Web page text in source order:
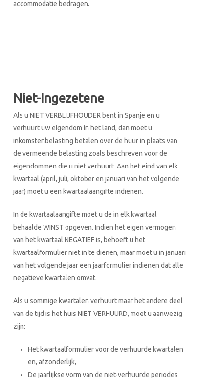
accommodatie bedragen.
Niet-Ingezetene
Als u NIET VERBLIJFHOUDER bent in Spanje en u
verhuurt uw eigendom in het land, dan moet u
inkomstenbelasting betalen over de huur in plaats van
de vermeende belasting zoals beschreven voor de
eigendommen die u niet verhuurt. Aan het eind van elk
kwartaal (april, juli, oktober en januari van het volgende
jaar) moet u een kwartaalaangifte indienen.
In de kwartaalaangifte moet u de in elk kwartaal
behaalde WINST opgeven. Indien het eigen vermogen
van het kwartaal NEGATIEF is, behoeft u het
kwartaalformulier niet in te dienen, maar moet u in januari
van het volgende jaar een jaarformulier indienen dat alle
negatieve kwartalen omvat.
Als u sommige kwartalen verhuurt maar het andere deel
van de tijd is het huis NIET VERHUURD, moet u aanwezig
zijn:
Het kwartaalformulier voor de verhuurde kwartalen
en, afzonderlijk,
De jaarlijkse vorm van de niet-verhuurde periodes